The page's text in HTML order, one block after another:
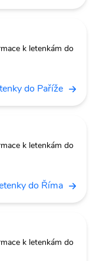
k letenkám do
do Paříže
k letenkám do
do Říma
k letenkám do